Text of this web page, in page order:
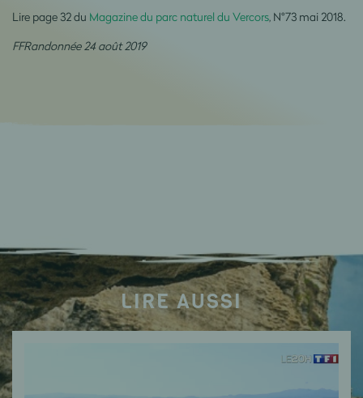
Lire page 32 du Magazine du parc naturel du Vercors , N°73 mai 2018.
FFRandonnée 24 août 2019
LIRE AUSSI